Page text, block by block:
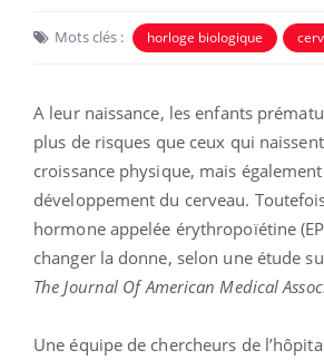
Mots clés : horloge biologique
A leur naissance, les enfants
plus de risques que ceux qui
croissance physique, mais
développement du cerveau.
hormone appelée érythropoïétine
changer la donne, selon une étude
The Journal Of American Medical
Une équipe de chercheurs de